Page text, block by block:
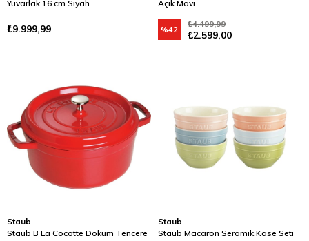
Yuvarlak 16 cm Siyah
₺9.999,99
Açık Mavi
₺2.599,00
₺4.499,99
%42
Staub
Staub B La Cocotte Döküm Tencere
Staub
Staub Macaron Seramik Kase Seti